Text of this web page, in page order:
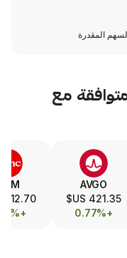
TSM
412.70 US$
+0.17%
321.50 US$
+0.19%